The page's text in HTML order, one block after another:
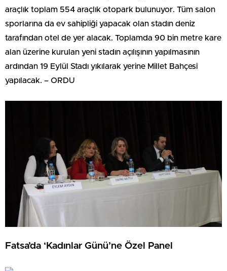
araçlık toplam 554 araçlık otopark bulunuyor. Tüm salon
sporlarına da ev sahipliği yapacak olan stadın deniz
tarafından otel de yer alacak. Toplamda 90 bin metre kare
alan üzerine kurulan yeni stadın açılışının yapılmasının
ardından 19 Eylül Stadı yıkılarak yerine Millet Bahçesi
yapılacak. – ORDU
Fatsa’da ‘Kadınlar Günü’ne Özel Panel